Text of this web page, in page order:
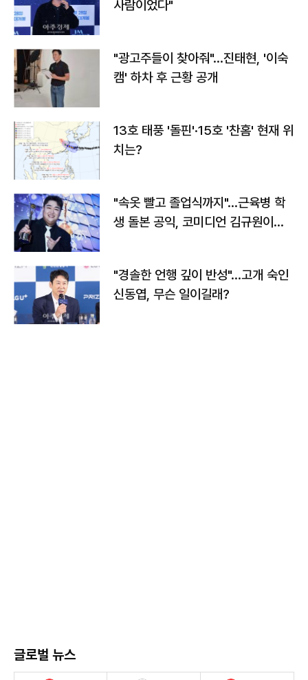
사람이었다"
"광고주들이 찾아줘"…진태현, '이숙
캠' 하차 후 근황 공개
13호 태풍 '돌핀'·15호 '찬홈' 현재 위
치는?
"속옷 빨고 졸업식까지"…근육병 학
생 돌본 공익, 코미디언 김규원이었
"경솔한 언행 깊이 반성"…고개 숙인
신동엽, 무슨 일이길래?
글로벌 뉴스